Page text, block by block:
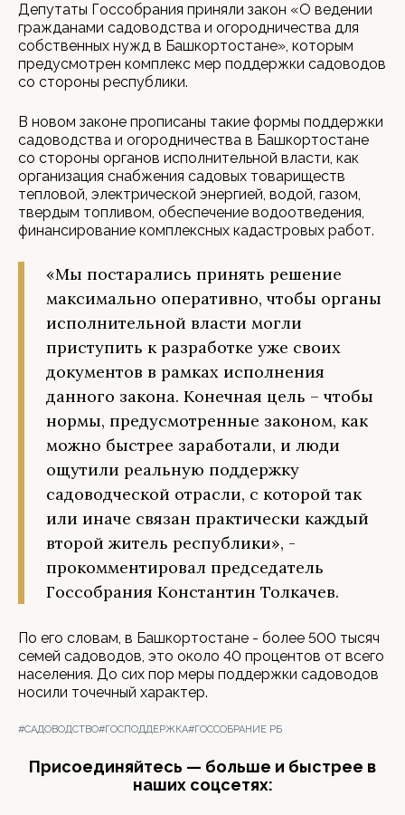
Депутаты Госсобрания приняли закон «О ведении
гражданами садоводства и огородничества для
собственных нужд в Башкортостане», которым
предусмотрен комплекс мер поддержки садоводов
со стороны республики.
В новом законе прописаны такие формы поддержки
садоводства и огородничества в Башкортостане
со стороны органов исполнительной власти, как
организация снабжения садовых товариществ
тепловой, электрической энергией, водой, газом,
твердым топливом, обеспечение водоотведения,
финансирование комплексных кадастровых работ.
«Мы постарались принять решение
максимально оперативно, чтобы органы
исполнительной власти могли
приступить к разработке уже своих
документов в рамках исполнения
данного закона. Конечная цель – чтобы
нормы, предусмотренные законом, как
можно быстрее заработали, и люди
ощутили реальную поддержку
садоводческой отрасли, с которой так
или иначе связан практически каждый
второй житель республики», -
прокомментировал председатель
Госсобрания Константин Толкачев.
По его словам, в Башкортостане - более 500 тысяч
семей садоводов, это около 40 процентов от всего
населения. До сих пор меры поддержки садоводов
носили точечный характер.
#САДОВОДСТВО#ГОСПОДДЕРЖКА#ГОССОБРАНИЕ РБ
Присоединяйтесь — больше и быстрее в
наших соцсетях: